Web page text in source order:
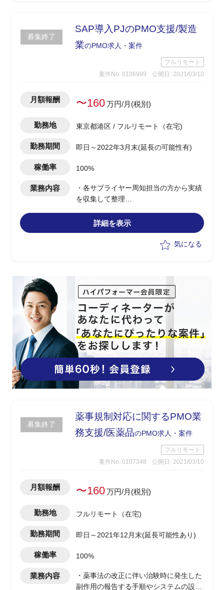
募集終了
SAP導入PJのPMO支援/製造
業のPMO求人・案件
フルリモート
案件No. 0106999
公開日: 2021/03/10
月額報酬 〜160万円/月(税別)
勤務地 東京都港区 / フルリモート（在宅)
勤務期間 即日～2022年3月末(延長の可能性有)
稼働率 100%
業務内容
・各サプライヤー周知担当の方から実績
を収集して整理
・課題について収集して整理実務
・周知関連資料の作成実務
・ステークホルダーからの問い合わせ対
詳細を表示
気になる
募集終了
薬事規制対応に関するPMO業
務支援/医薬品のPMO求人・案件
フルリモート
案件No. 0107348
公開日: 2021/03/10
月額報酬 〜160万円/月(税別)
勤務地 フルリモート（在宅)
勤務期間 即日～2021年12月末(延長可能性あり)
稼働率 100%
業務内容
・薬事法の改正に伴い治験時に発生した
副作用の報告する手順やシステムの設定